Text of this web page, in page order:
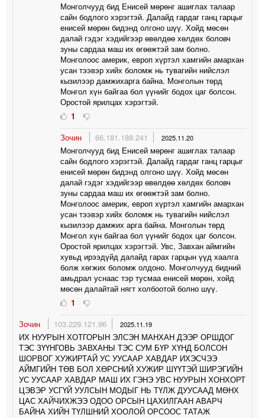
Монголчууд бид Енисей мөрөнг ашиглах талаар
сайн бодлого хэрэгтэй. Далайд гардаг ганц гарцыг
енисей мөрөн бидэнд олгоно шүү. Хойд мөсөн
далай гэдэг хэдийгээр өвөлдөө хөлдөх боловч
зуны сардаа маш их өгөөжтэй зам болно.
Монголоос америк, европ хүртэл хамгийн амархан
усан тээвэр хийх боломж нь тувагийн нийслэл
кызилээр дамжихарга байна. Монголын төрд
Монгол хүн байгаа бол үүнийг бодох цаг болсон.
Оростой ярилцах хэрэгтэй.
1
Зочин
66.181.188.241 2025.11.20
Монголчууд бид Енисей мөрөнг ашиглах талаар
сайн бодлого хэрэгтэй. Далайд гардаг ганц гарцыг
енисей мөрөн бидэнд олгоно шүү. Хойд мөсөн
далай гэдэг хэдийгээр өвөлдөө хөлдөх боловч
зуны сардаа маш их өгөөжтэй зам болно.
Монголоос америк, европ хүртэл хамгийн амархан
усан тээвэр хийх боломж нь тувагийн нийслэл
кызилээр дамжих арга байна. Монголын төрд
Монгол хүн байгаа бол үүнийг бодох цаг болсон.
Оростой ярилцах хэрэгтэй. Увс, Завхан аймгийн
хувьд ирээдүйд далайд гарах гарцын үүд хаалга
болж хөгжих боломж олдоно. Монголчууд бидний
амьдрал уснаас тэр тусмаа енисей мөрөн, хойд
мөсөн далайтай нягт холбоотой болно шүү.
1
Зочин
103.229.121.96 2025.11.19
ИХ НУУРЫН ХОТГОРЫН ЭЛСЭН МАНХАН ДЭЭР ОРШДОГ
ТЭС ЗҮҮНГОВЬ ЗАВХАНЫ ТЭС СУМ БҮР ХҮНД БОЛСОН
ШОРВОГ ХУЖИРТАЙ УС УУСААР ХАВДАР ИХЭСЧЭЭ
АЙМГИЙН ТӨВ БОЛ ХӨРСНИЙ ХУЖИР ШҮҮТЭЙ ШИРЭГИЙН
УС УУСААР ХАВДАР МАШ ИХ ГЭНЭ УВС НУУРЫН ХОНХОРТ
ЦЭВЭР УСГҮЙ УУЛСЫН МОДЫГ НЬ ТҮЛЖ ДУУСААД МӨНХ
ЦАС ХАЙЧИХЖЭЭ ОДОО ОРСЫН ЦАХИЛГААН АВАРЧ
БАЙНА ХИЙН ТҮЛШНИЙ ХООЛОЙ ОРСООС ТАТАЖ